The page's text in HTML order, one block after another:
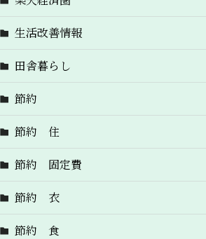
生活改善情報
田舎暮らし
節約
節約 住
節約 固定費
節約 衣
節約 食